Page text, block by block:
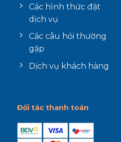
Các hình thức đặt
dịch vụ
Các câu hỏi thường
gặp
Dịch vụ khách hàng
Đối tác thanh toán